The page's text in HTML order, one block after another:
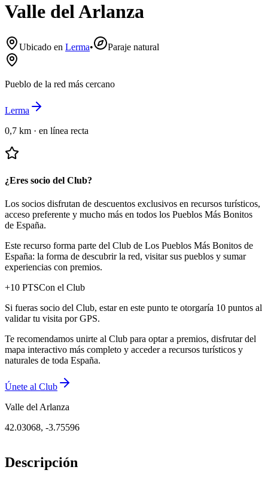
Valle del Arlanza
Ubicado en Lerma• Paraje natural
Pueblo de la red más cercano
Lerma
0,7 km · en línea recta
¿Eres socio del Club?
Los socios disfrutan de descuentos exclusivos en recursos turísticos,
acceso preferente y mucho más en todos los Pueblos Más Bonitos
de España.
Este recurso forma parte del Club de Los Pueblos Más Bonitos de
España: la forma de descubrir la red, visitar sus pueblos y sumar
experiencias con premios.
+10 PTSCon el Club
Si fueras socio del Club, estar en este punto te otorgaría 10 puntos al
validar tu visita por GPS.
Te recomendamos unirte al Club para optar a premios, disfrutar del
mapa interactivo más completo y acceder a recursos turísticos y
naturales de toda España.
Únete al Club
Valle del Arlanza
42.03068, -3.75596
Descripción